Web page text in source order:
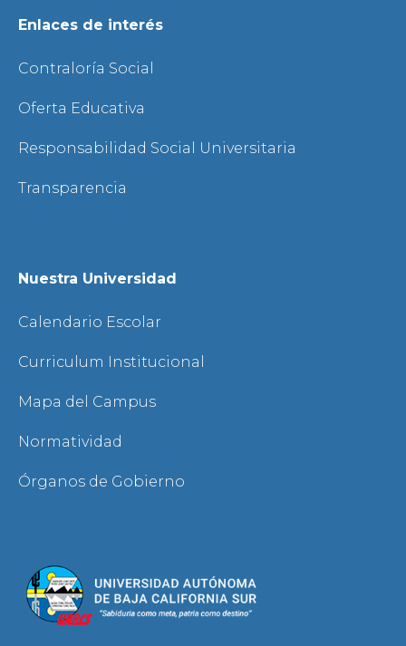
Enlaces de interés
Contraloría Social
Oferta Educativa
Responsabilidad Social Universitaria
Transparencia
Nuestra Universidad
Calendario Escolar
Curriculum Institucional
Mapa del Campus
Normatividad
Órganos de Gobierno